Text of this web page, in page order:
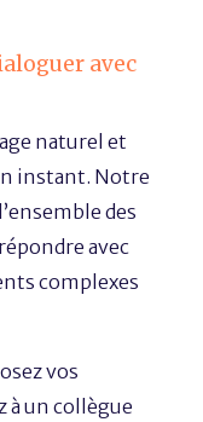
avec
naturel et
instant. Notre
des
avec
complexes
vos
à un collègue